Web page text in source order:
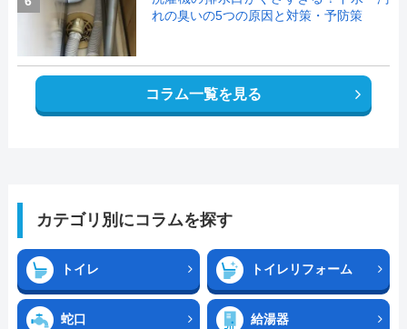
れの臭いの5つの原因と対策・予防策
コラム一覧を見る
カテゴリ別にコラムを探す
トイレ トイレリフォーム
蛇口 給湯器